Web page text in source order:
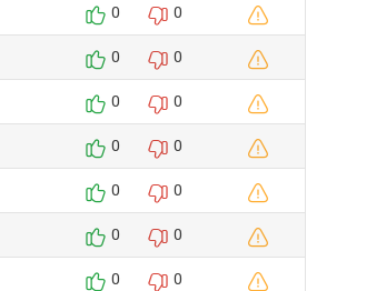
0 0
0 0
0 0
0 0
0 0
0 0
0 0